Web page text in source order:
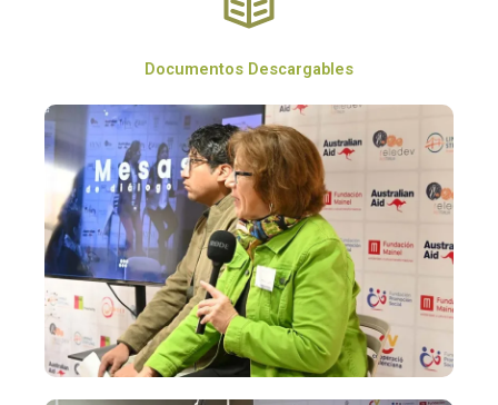
Documentos Descargables